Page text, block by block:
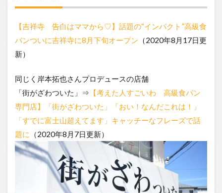
【吉祥寺 告白はママから♡】話題の“インパクト”高級食
パンついに吉祥寺に8月下旬オープン （2020年8月17日更
新）
同じく岸本拓也さんプロデュースの店舗
「街がざわついた」⇒ 【考えた人すごいわ 高級食パン
専門店】「街がざわついた」「おい！なんだこれは！」
「すでに富士山超えてます」キャッチーなフレーズで話
題に
（2020年8月7日更新）